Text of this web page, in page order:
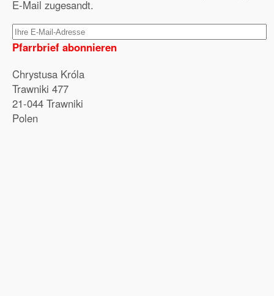
E-Mail zugesandt.
Pfarrbrief abonnieren
Chrystusa Króla
Trawniki 477
21-044 Trawniki
Polen